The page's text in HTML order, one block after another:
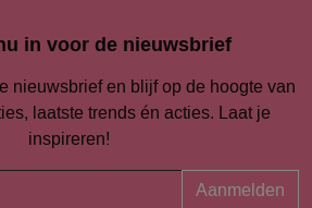
in voor de nieuwsbrief
nieuwsbrief en blijf op de hoogte van
laatste trends én acties. Laat je
inspireren!
Aanmelden